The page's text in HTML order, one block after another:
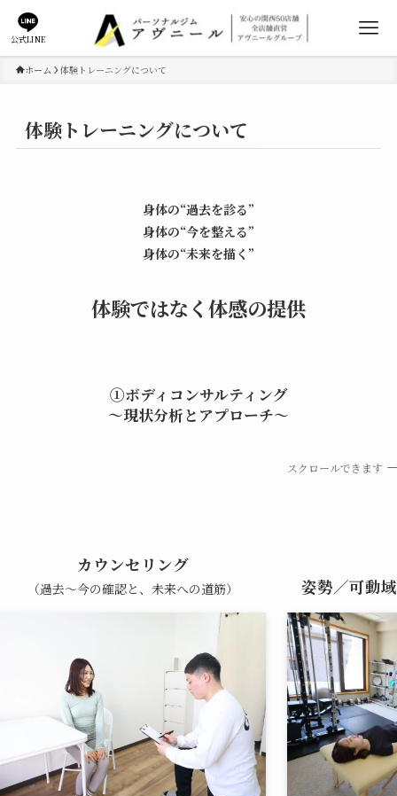
公式LINE
ホーム 体験トレーニングについて
体験トレーニングについて
身体の“過去を診る”
身体の“今を整える”
身体の“未来を描く”
体験ではなく体感の提供
①ボディコンサルティング
～現状分析とアプローチ～
スクロールできます
カウンセリング
（過去〜今の確認と、未来への道筋） 姿勢／可動